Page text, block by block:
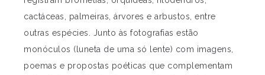
cactáceas, palmeiras, árvores e arbustos, entre
outras espécies. Junto às fotografias estão
monóculos (luneta de uma só lente) com imagens,
poemas e propostas poéticas que complementam